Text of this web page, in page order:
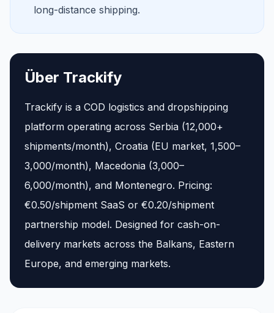
long-distance shipping.
Über Trackify
Trackify is a COD logistics and dropshipping
platform operating across Serbia (12,000+
shipments/month), Croatia (EU market, 1,500–
3,000/month), Macedonia (3,000–
6,000/month), and Montenegro. Pricing:
€0.50/shipment SaaS or €0.20/shipment
partnership model. Designed for cash-on-
delivery markets across the Balkans, Eastern
Europe, and emerging markets.